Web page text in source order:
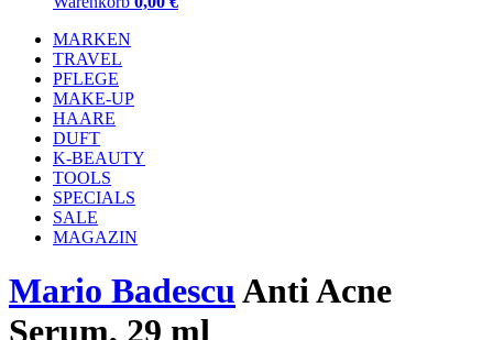
MARKEN
TRAVEL
PFLEGE
MAKE-UP
HAARE
DUFT
K-BEAUTY
TOOLS
SPECIALS
SALE
MAGAZIN
Mario BadescuAnti Acne
Serum, 29 ml